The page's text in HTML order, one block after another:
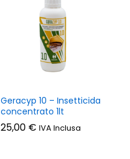
Geracyp 10 – Insetticida
concentrato 1lt
25,00 € IVA Inclusa
25,00 €